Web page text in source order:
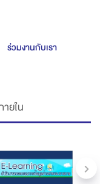
ร่วมงานกับเรา
ยใน